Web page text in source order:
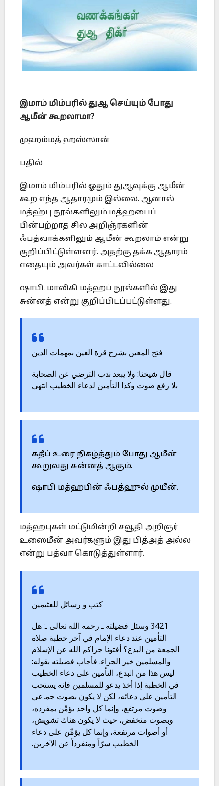
இமாம் மிம்பரில் துஆ செய்யும் போது
ஆமீன் கூறலாமா?
முஹம்மத் ஹஸ்ஸான்
பதில்
இமாம் மிம்பரில் ஓதும் துஆவுக்கு ஆமீன்
கூற எந்த ஆதாரமும் இல்லை. ஆனால்
மத்ஹ்பு நூல்களிலும் மத்ஹபைப்
பின்பற்றாத சில அறிஞ்ரகளின்
ஃபத்வாக்களிலும் ஆமீன் கூறலாம் என்று
குறிப்பிட்டுள்ளனர். அதற்கு தக்க ஆதாரம்
எதையும் அவர்கள் காட்டவில்லை
ஷாபி. மாலிகி மத்ஹப் நூல்களில் இது
சுன்னத் என்று குறிப்பிடப்பட்டுள்ளது.
فتح المعين بشرح قرة العين بمهمات الدين
قال شيخنا: ولا يبعد ندب الترضي عن الصحابة
بلا رفع صوت وكذا التأمين لدعاء الخطيب انتهى
கதீப் உரை நிகழ்த்தும் போது ஆமீன்
கூறுவது சுன்னத் ஆகும்.
ஷாபி மத்ஹபின் ஃபத்ஹுல் முயீன்.
மத்ஹபுகள் மட்டுமின்றி சவூதி அறிஞர்
உஸைமீன் அவர்களும் இது பித்அத் அல்ல
என்று பத்வா கொடுத்துள்ளார்.
كتب و رسائل للعثيمين
3421 وسئل فضيلته ـ رحمه الله تعالى ـ: هل
التأمين عند دعاء الإمام في آخر خطبة صلاة
الجمعة من البدع؟ أفتونا جزاكم الله عن الإسلام
والمسلمين خير الجزاء. فأجاب فضيلته بقوله:
ليس هذا من البدع، التأمين على دعاء الخطيب
في الخطبة إذا أخذ يدعو للمسلمين فإنه يستحب
التأمين على دعائه، لكن لا يكون بصوت جماعي
وصوت مرتفع، وإنما كل واحد يؤمِّن بمفرده،
وبصوت منخفض، حيث لا يكون هناك تشويش،
أو أصوات مرتفعة، وإنما كل يؤمِّن على دعاء
الخطيب سرّاً ومنفرداً عن الآخرين.